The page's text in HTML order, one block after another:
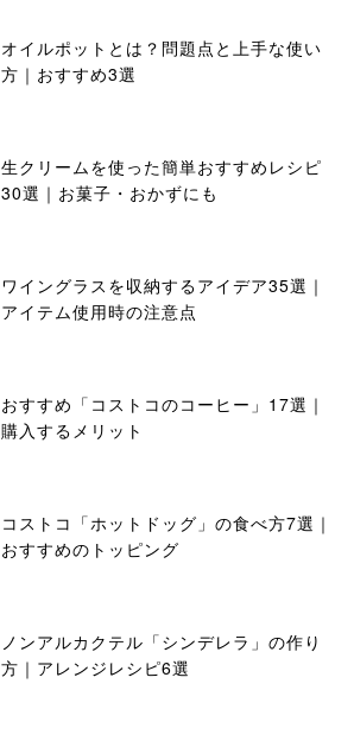
オイルポットとは？問題点と上手な使い
方｜おすすめ3選
生クリームを使った簡単おすすめレシピ
30選｜お菓子・おかずにも
ワイングラスを収納するアイデア35選｜
アイテム使用時の注意点
おすすめ「コストコのコーヒー」17選｜
購入するメリット
コストコ「ホットドッグ」の食べ方7選｜
おすすめのトッピング
ノンアルカクテル「シンデレラ」の作り
方｜アレンジレシピ6選